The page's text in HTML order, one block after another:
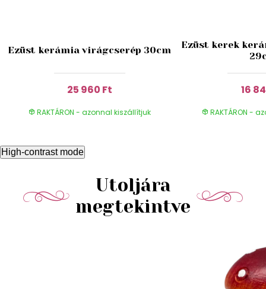
Ezüst kerámia virágcserép 30cm
25 960 Ft
RAKTÁRON - azonnal kiszállítjuk
Ezüst kerek
16
RAKTÁRON -
High-contrast mode
Utoljára
megtekintve